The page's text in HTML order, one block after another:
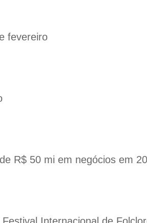
fevereiro
R$ 50 mi em negócios em